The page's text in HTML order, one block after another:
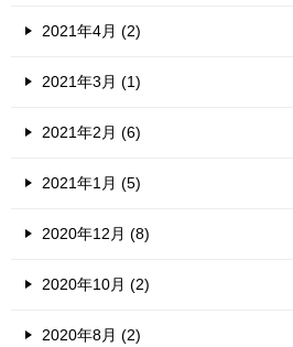
2021年4月 (2)
2021年3月 (1)
2021年2月 (6)
2021年1月 (5)
2020年12月 (8)
2020年10月 (2)
2020年8月 (2)